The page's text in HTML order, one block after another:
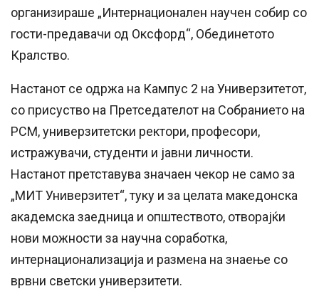
организираше „Интернационален научен собир со
гости-предавачи од Оксфорд“, Обединетото
Кралство.
Настанот се одржа на Кампус 2 на Универзитетот,
со присуство на Претседателот на Собранието на
РСМ, универзитетски ректори, професори,
истражувачи, студенти и јавни личности.
Настанот претставува значаен чекор не само за
„МИТ Универзитет“, туку и за целата македонска
академска заедница и општеството, отворајќи
нови можности за научна соработка,
интернационализација и размена на знаење со
врвни светски универзитети.